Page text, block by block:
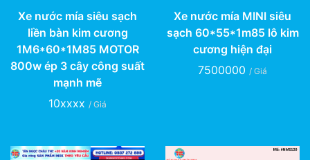
Xe nước mía siêu sạch
liền bàn kim cương
1M6*60*1M85 MOTOR
800w ép 3 cây công suất
mạnh mẽ
10xxxx / Giá
Xe nước mía MINI siêu
sạch 60*55*1m85 lô kim
cương hiện đại
7500000 / Giá